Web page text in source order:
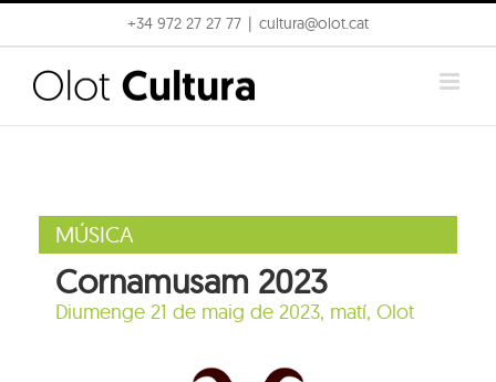
to
content
+34 972 27 27 77 cultura@olot.cat
MÚSICA
Cornamusam 2023
Diumenge 21 de maig de 2023, matí, Olot